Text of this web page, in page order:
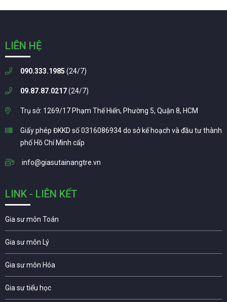
LIÊN HỆ
090.333.1985 (24/7)
09.87.87.0217(24/7)
Trụ sở: 1269/17 Phạm Thế Hiển, Phường 5, Quận 8, HCM
Giấy phép ĐKKD số 0316086934 do sở kế hoạch và đầu tư thành
phố Hồ Chí Minh cấp
info@giasutainangtre.vn
LINK - LIÊN KẾT
Gia sư môn Toán
Gia sư môn Lý
Gia sư môn Hóa
Gia sư tiểu học